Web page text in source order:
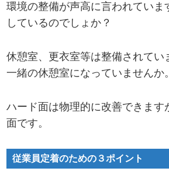
環境の整備が声高に言われていま
しているのでしょか？
休憩室、更衣室等は整備されてい
一緒の休憩室になっていませんか。
ハード面は物理的に改善できます
面です。
従業員定着のための３ポイント